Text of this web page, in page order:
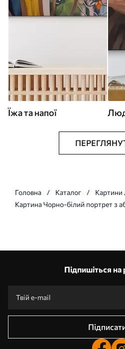
Їжа та напої
Головна Каталог
Картина Чорно-білий портрет з
Підпишіться на